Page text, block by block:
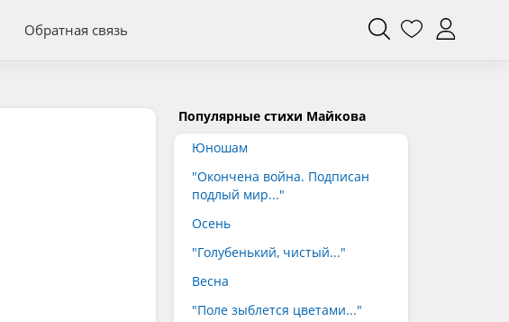
Обратная связь
Популярные стихи Майкова
Юношам
"Окончена война. Подписан
подлый мир..."
Осень
"Голубенький, чистый..."
Весна
"Поле зыблется цветами..."